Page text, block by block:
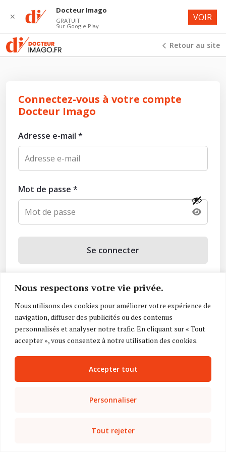
Nous respectons votre vie privée.
Nous utilisons des cookies pour améliorer votre expérience de
navigation, diffuser des publicités ou des contenus
personnalisés et analyser notre trafic. En cliquant sur « Tout
accepter », vous consentez à notre utilisation des cookies.
Personnaliser
Tout rejeter
Accepter tout
Retour au site
Connectez-vous à votre compte
Docteur Imago
Adresse e-mail *
Mot de passe *
Se connecter
Mot de passe oublié ?
Vous n’avez pas de compte ? Inscrivez-vous
✕
Docteur Imago
GRATUIT
Sur Google Play
VOIR